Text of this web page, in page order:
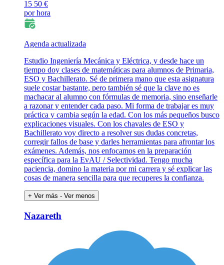
15 50 €
por hora
Agenda actualizada
Estudio Ingeniería Mecánica y Eléctrica, y desde hace un
tiempo doy clases de matemáticas para alumnos de Primaria,
ESO y Bachillerato. Sé de primera mano que esta asignatura
suele costar bastante, pero también sé que la clave no es
machacar al alumno con fórmulas de memoria, sino enseñarle
a razonar y entender cada paso. Mi forma de trabajar es muy
práctica y cambia según la edad. Con los más pequeños busco
explicaciones visuales. Con los chavales de ESO y
Bachillerato voy directo a resolver sus dudas concretas,
corregir fallos de base y darles herramientas para afrontar los
exámenes. Además, nos enfocamos en la preparación
específica para la EvAU / Selectividad. Tengo mucha
paciencia, domino la materia por mi carrera y sé explicar las
cosas de manera sencilla para que recuperes la confianza.
+ Ver más - Ver menos
Nazareth